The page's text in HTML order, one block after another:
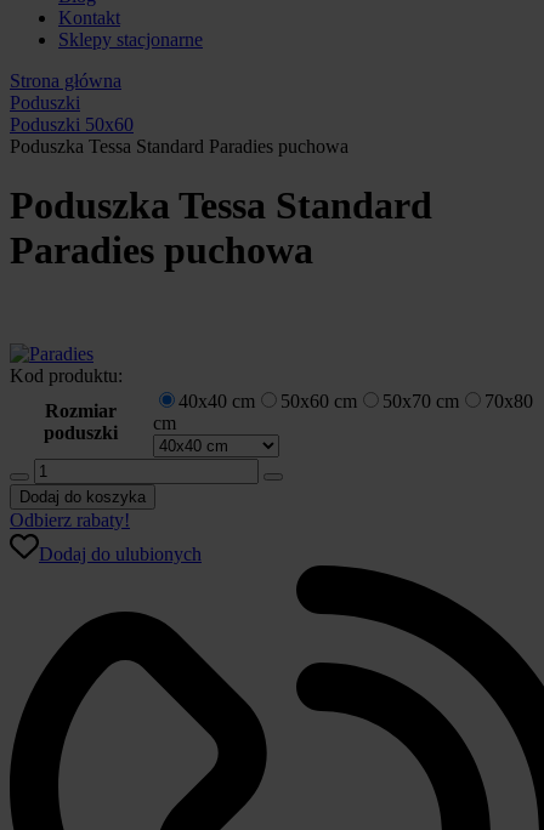
Kontakt
Sklepy stacjonarne
Strona główna
Poduszki
Poduszki 50x60
Poduszka Tessa Standard Paradies puchowa
Poduszka Tessa Standard
Paradies puchowa
Kod produktu:
Rozmiar
poduszki
40x40 cm 50x60 cm 50x70 cm
70x80
cm
ilość
Poduszka
Tessa
Standard
Paradies
Dodaj do koszyka
Odbierz rabaty!
Dodaj do ulubionych